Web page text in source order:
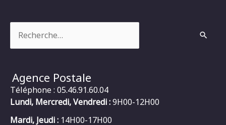
Agence Postale
Téléphone : 05.46.91.60.04
Lundi, Mercredi, Vendredi :9H00-12H00
Mardi, Jeudi : 14H00-17H00